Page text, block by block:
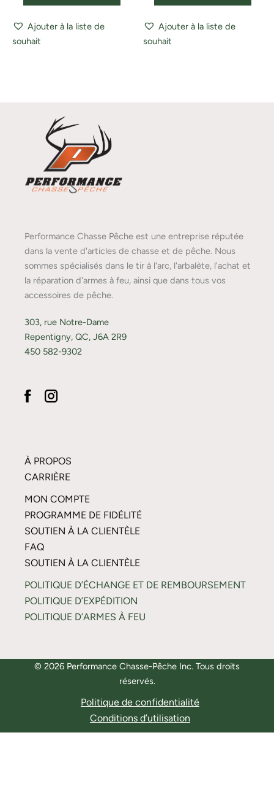
Ajouter à la liste de
souhait
Ajouter à la liste de
souhait
Performance Chasse Pêche est une entreprise réputée
dans la vente d'articles de chasse et de pêche. Nous
sommes spécialisés dans le tir à l'arc, l'arbalète, l'achat et
la réparation d'armes à feu, ainsi que dans tous vos
accessoires de pêche.
303, rue Notre-Dame
Repentigny, QC, J6A 2R9
450 582-9302
À PROPOS
CARRIÈRE
MON COMPTE
PROGRAMME DE FIDÉLITÉ
SOUTIEN À LA CLIENTÈLE
FAQ
SOUTIEN À LA CLIENTÈLE
POLITIQUE D’ÉCHANGE ET DE REMBOURSEMENT
POLITIQUE D’EXPÉDITION
POLITIQUE D’ARMES À FEU
© 2026 Performance Chasse-Pêche Inc. Tous droits
réservés.
Politique de confidentialité
Conditions d’utilisation